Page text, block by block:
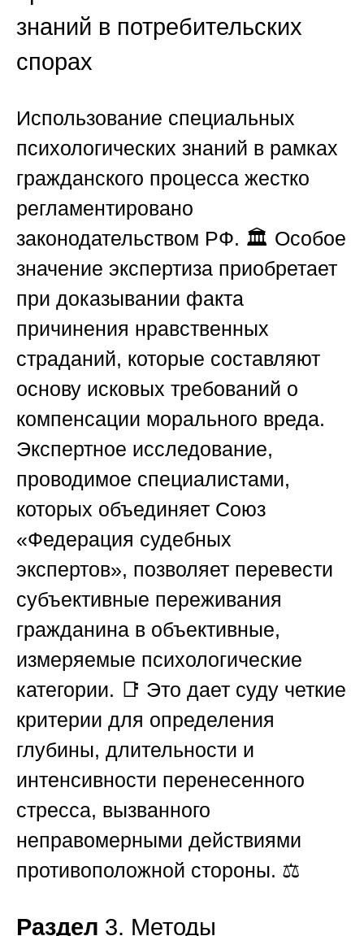
знаний в потребительских
спорах
Использование специальных
психологических знаний в рамках
гражданского процесса жестко
регламентировано
законодательством РФ. 🏛️ Особое
значение экспертиза приобретает
при доказывании факта
причинения нравственных
страданий, которые составляют
основу исковых требований о
компенсации морального вреда.
Экспертное исследование,
проводимое специалистами,
которых объединяет Союз
«Федерация судебных
экспертов», позволяет перевести
субъективные переживания
гражданина в объективные,
измеряемые психологические
категории. 📑 Это дает суду четкие
критерии для определения
глубины, длительности и
интенсивности перенесенного
стресса, вызванного
неправомерными действиями
противоположной стороны. ⚖️
Раздел 3. Методы